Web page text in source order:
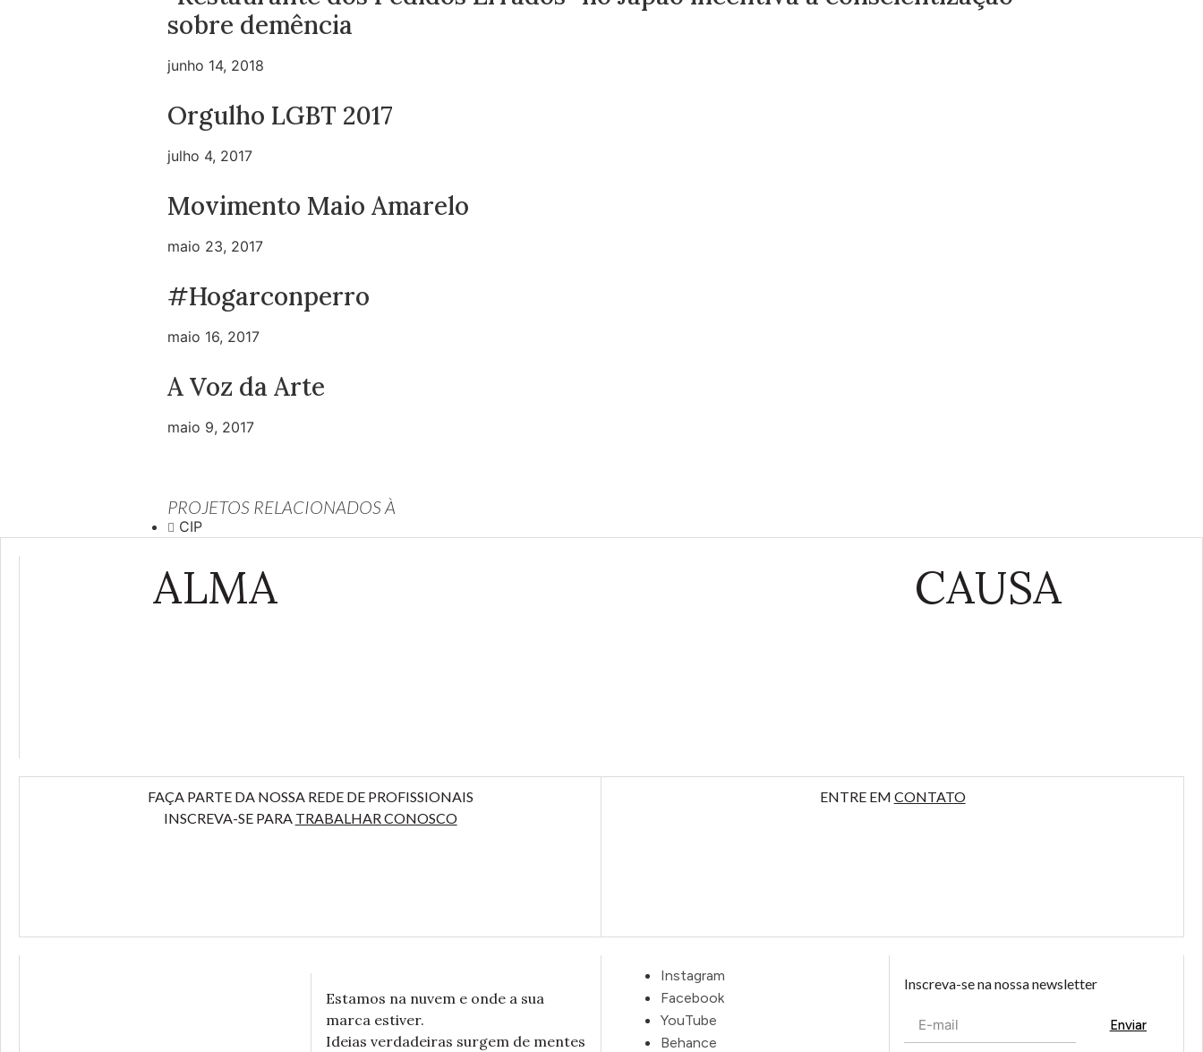
sobre demência
junho 14, 2018
Orgulho LGBT 2017
julho 4, 2017
Movimento Maio Amarelo
maio 23, 2017
#Hogarconperro
maio 16, 2017
A Voz da Arte
maio 9, 2017
PROJETOS RELACIONADOS À
CIP
ALMA CAUSA
FAÇA PARTE DA NOSSA REDE DE PROFISSIONAIS
INSCREVA-SE PARA TRABALHAR CONOSCO
ENTRE EM CONTATO
Estamos na nuvem e onde a sua
marca estiver.
Ideias verdadeiras surgem de mentes
Instagram
Facebook
YouTube
Behance
Inscreva-se na nossa newsletter
Enviar